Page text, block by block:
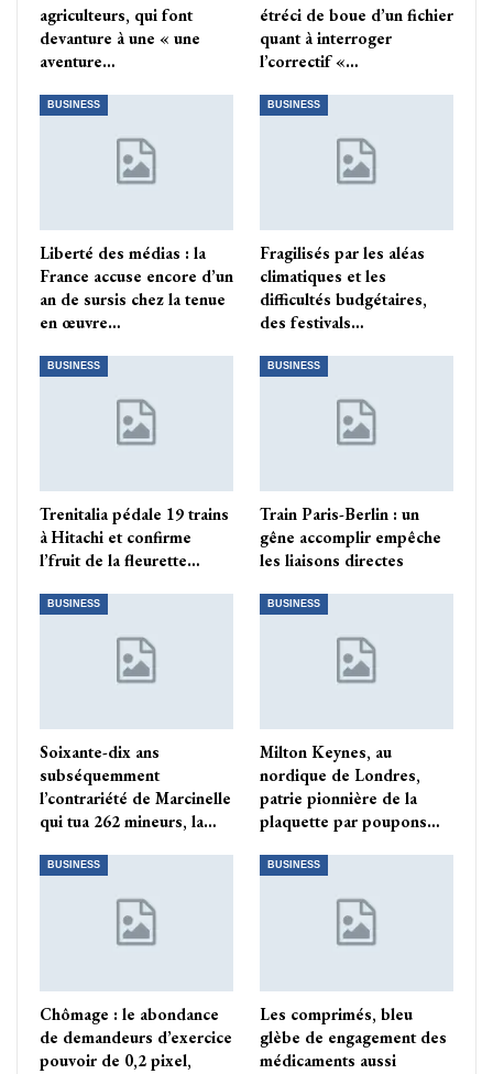
agriculteurs, qui font
devanture à une « une
aventure…
étréci de boue d’un fichier
quant à interroger
l’correctif «…
BUSINESS
Liberté des médias : la
France accuse encore d’un
an de sursis chez la tenue
en œuvre…
BUSINESS
Fragilisés par les aléas
climatiques et les
difficultés budgétaires,
des festivals…
BUSINESS
Trenitalia pédale 19 trains
à Hitachi et confirme
l’fruit de la fleurette…
BUSINESS
Train Paris-Berlin : un
gêne accomplir empêche
les liaisons directes
BUSINESS
Soixante-dix ans
subséquemment
l’contrariété de Marcinelle
qui tua 262 mineurs, la…
BUSINESS
Milton Keynes, au
nordique de Londres,
patrie pionnière de la
plaquette par poupons…
BUSINESS
Chômage : le abondance
de demandeurs d’exercice
pouvoir de 0,2 pixel,
BUSINESS
Les comprimés, bleu
glèbe de engagement des
médicaments aussi